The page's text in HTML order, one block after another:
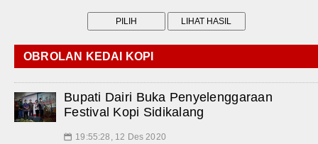
OBROLAN KEDAI KOPI
Bupati Dairi Buka Penyelenggaraan
Festival Kopi Sidikalang
📅 19:55:28, 12 Des 2020